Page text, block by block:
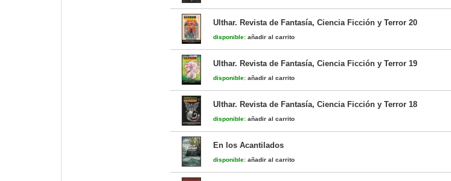
Ulthar. Revista de Fantasía, Ciencia Ficción y Terror 20
disponible: añadir al carrito
Ulthar. Revista de Fantasía, Ciencia Ficción y Terror 19
disponible: añadir al carrito
Ulthar. Revista de Fantasía, Ciencia Ficción y Terror 18
disponible: añadir al carrito
En los Acantilados
disponible: añadir al carrito